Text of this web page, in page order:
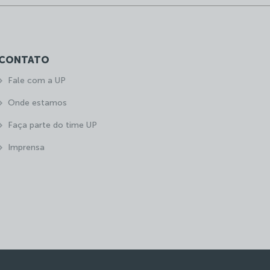
Fale com a UP
Onde estamos
Faça parte do time UP
Imprensa